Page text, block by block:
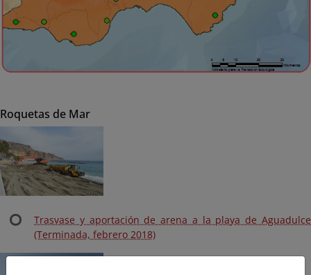
Roquetas de Mar
Trasvase y aportación de arena a la playa de Aguadulce
(Terminada, febrero 2018)